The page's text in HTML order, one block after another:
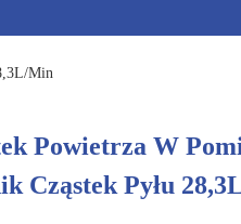
min
Powietrza W
Cząstek Pyłu